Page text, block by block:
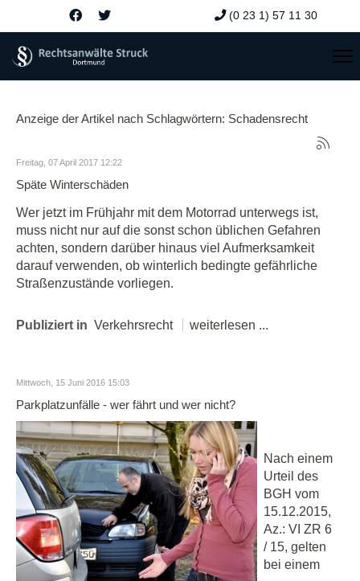
(0 23 1) 57 11 30
Anzeige der Artikel nach Schlagwörtern: Schadensrecht
Freitag, 07 April 2017 12:22
Späte Winterschäden
Wer jetzt im Frühjahr mit dem Motorrad unterwegs ist,
muss nicht nur auf die sonst schon üblichen Gefahren
achten, sondern darüber hinaus viel Aufmerksamkeit
darauf verwenden, ob winterlich bedingte gefährliche
Straßenzustände vorliegen.
Publiziert in Verkehrsrecht weiterlesen ...
Mittwoch, 15 Juni 2016 15:03
Parkplatzunfälle - wer fährt und wer nicht?
Nach einem
Urteil des
BGH vom
15.12.2015,
Az.: VI ZR 6
/ 15, gelten
bei einem